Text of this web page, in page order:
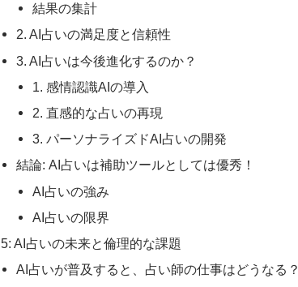
結果の集計
2. AI占いの満足度と信頼性
3. AI占いは今後進化するのか？
1. 感情認識AIの導入
2. 直感的な占いの再現
3. パーソナライズドAI占いの開発
結論: AI占いは補助ツールとしては優秀！
AI占いの強み
AI占いの限界
5: AI占いの未来と倫理的な課題
AI占いが普及すると、占い師の仕事はどうなる？